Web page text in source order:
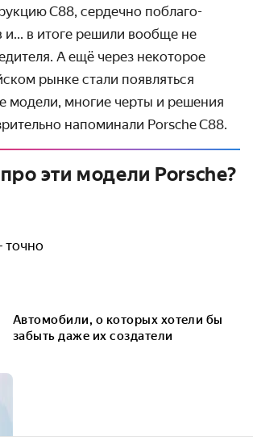
С88, сердечно поблаго­
в итоге решили вообще не
А ещё через некоторое
рынке стали появляться
многие черты и решения
напоминали Porsche C88.
эти модели Porsche?
точно
Автомобили, о которых хотели бы
забыть даже их создатели